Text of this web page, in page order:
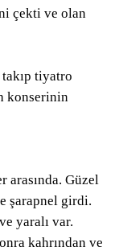
çekti ve olan
tiyatro
konserinin
arasında. Güzel
şarapnel girdi.
yaralı var.
kahrından ve